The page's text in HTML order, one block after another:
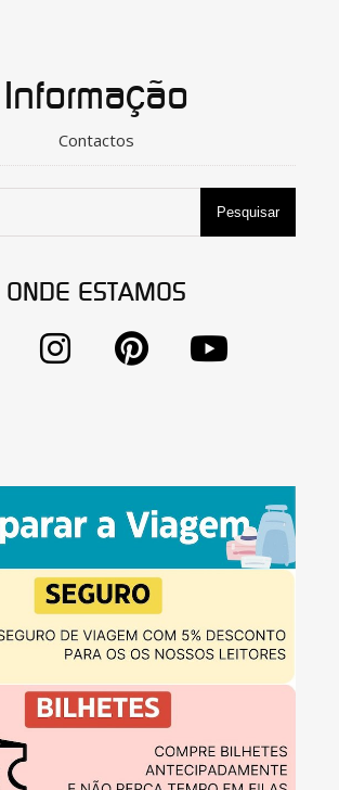
Informação
Contactos
Pesquisar
ONDE ESTAMOS